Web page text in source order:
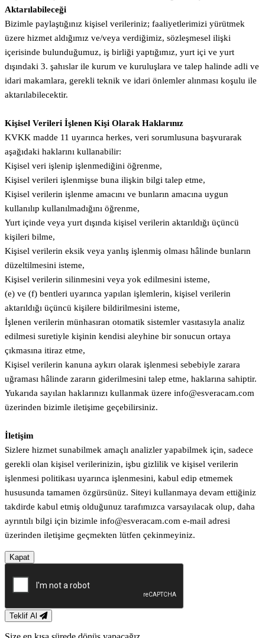
Aktarılabileceği
Bizimle paylaştığınız kişisel verileriniz; faaliyetlerimizi yürütmek
üzere hizmet aldığımız ve/veya verdiğimiz, sözleşmesel ilişki
içerisinde bulunduğumuz, iş birliği yaptığımız, yurt içi ve yurt
dışındaki 3. şahıslar ile kurum ve kuruluşlara ve talep halinde adli ve
idari makamlara, gerekli teknik ve idari önlemler alınması koşulu ile
aktarılabilecektir.
Kişisel Verileri İşlenen Kişi Olarak Haklarınız
KVKK madde 11 uyarınca herkes, veri sorumlusuna başvurarak
aşağıdaki haklarını kullanabilir:
Kişisel veri işlenip işlenmediğini öğrenme,
Kişisel verileri işlenmişse buna ilişkin bilgi talep etme,
Kişisel verilerin işlenme amacını ve bunların amacına uygun
kullanılıp kullanılmadığını öğrenme,
Yurt içinde veya yurt dışında kişisel verilerin aktarıldığı üçüncü
kişileri bilme,
Kişisel verilerin eksik veya yanlış işlenmiş olması hâlinde bunların
düzeltilmesini isteme,
Kişisel verilerin silinmesini veya yok edilmesini isteme,
(e) ve (f) bentleri uyarınca yapılan işlemlerin, kişisel verilerin
aktarıldığı üçüncü kişilere bildirilmesini isteme,
İşlenen verilerin münhasıran otomatik sistemler vasıtasıyla analiz
edilmesi suretiyle kişinin kendisi aleyhine bir sonucun ortaya
çıkmasına itiraz etme,
Kişisel verilerin kanuna aykırı olarak işlenmesi sebebiyle zarara
uğraması hâlinde zararın giderilmesini talep etme, haklarına sahiptir.
Yukarıda sayılan haklarınızı kullanmak üzere info@esveracam.com
üzerinden bizimle iletişime geçebilirsiniz.
İletişim
Sizlere hizmet sunabilmek amaçlı analizler yapabilmek için, sadece
gerekli olan kişisel verilerinizin, işbu gizlilik ve kişisel verilerin
işlenmesi politikası uyarınca işlenmesini, kabul edip etmemek
hususunda tamamen özgürsünüz. Siteyi kullanmaya devam ettiğiniz
takdirde kabul etmiş olduğunuz tarafımızca varsayılacak olup, daha
ayrıntılı bilgi için bizimle info@esveracam.com e-mail adresi
üzerinden iletişime geçmekten lütfen çekinmeyiniz.
Kapat
Teklif Al